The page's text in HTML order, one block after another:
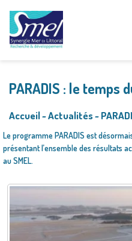
PARADIS : le temps
Accueil~Actualités~
Le programme PARADIS est
présentant l’ensemble des résultats
au SMEL.